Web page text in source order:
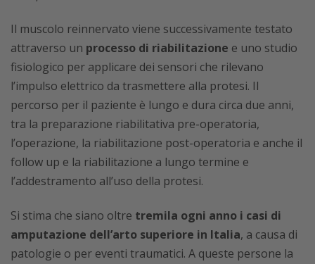
Il muscolo reinnervato viene successivamente testato
attraverso un processo di riabilitazione e uno studio
fisiologico per applicare dei sensori che rilevano
l’impulso elettrico da trasmettere alla protesi. Il
percorso per il paziente è lungo e dura circa due anni,
tra la preparazione riabilitativa pre-operatoria,
l’operazione, la riabilitazione post-operatoria e anche il
follow up e la riabilitazione a lungo termine e
l’addestramento all’uso della protesi.
Si stima che siano oltre tremila ogni anno i casi di
amputazione dell’arto superiore in Italia, a causa di
patologie o per eventi traumatici. A queste persone la